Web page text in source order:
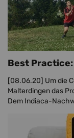
Best
[08.06.20] Um die
Malterdingen das
Dem Indiaca-